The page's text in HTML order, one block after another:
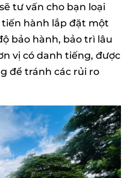
tư vấn cho bạn loại
hành lắp đặt một
bảo hành, bảo trì lâu
vị có danh tiếng, được
để tránh các rủi ro